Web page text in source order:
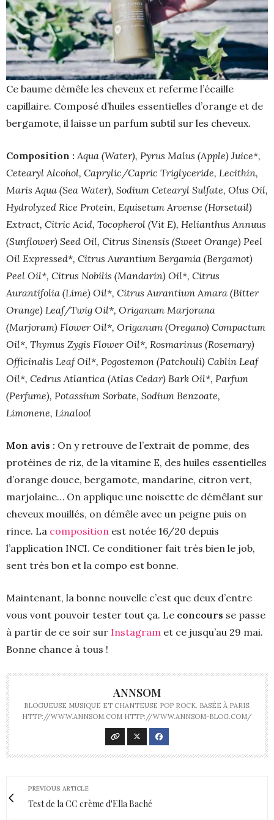
Ce baume démêle les cheveux et referme l’écaille
capillaire. Composé d’huiles essentielles d’orange et de
bergamote, il laisse un parfum subtil sur les cheveux.
Composition : Aqua (Water), Pyrus Malus (Apple) Juice*,
Cetearyl Alcohol, Caprylic/Capric Triglyceride, Lecithin,
Maris Aqua (Sea Water), Sodium Cetearyl Sulfate, Olus Oil,
Hydrolyzed Rice Protein, Equisetum Arvense (Horsetail)
Extract, Citric Acid, Tocopherol (Vit E), Helianthus Annuus
(Sunflower) Seed Oil, Citrus Sinensis (Sweet Orange) Peel
Oil Expressed*, Citrus Aurantium Bergamia (Bergamot)
Peel Oil*, Citrus Nobilis (Mandarin) Oil*, Citrus
Aurantifolia (Lime) Oil*, Citrus Aurantium Amara (Bitter
Orange) Leaf/Twig Oil*, Origanum Marjorana
(Marjoram) Flower Oil*, Origanum (Oregano) Compactum
Oil*, Thymus Zygis Flower Oil*, Rosmarinus (Rosemary)
Officinalis Leaf Oil*, Pogostemon (Patchouli) Cablin Leaf
Oil*, Cedrus Atlantica (Atlas Cedar) Bark Oil*, Parfum
(Perfume), Potassium Sorbate, Sodium Benzoate,
Limonene, Linalool
Mon avis : On y retrouve de l’extrait de pomme, des
protéines de riz, de la vitamine E, des huiles essentielles
d’orange douce, bergamote, mandarine, citron vert,
marjolaine… On applique une noisette de démêlant sur
cheveux mouillés, on démêle avec un peigne puis on
rince. La composition est notée 16/20 depuis
l’application INCI. Ce conditioner fait très bien le job,
sent très bon et la compo est bonne.
Maintenant, la bonne nouvelle c’est que deux d’entre
vous vont pouvoir tester tout ça. Le concours se passe
à partir de ce soir sur Instagram et ce jusqu’au 29 mai.
Bonne chance à tous !
ANNSOM
BLOGUEUSE MUSIQUE ET CHANTEUSE POP ROCK. BASÉE À PARIS.
HTTP://WWW.ANNSOM.COM HTTP://WWW.ANNSOM-BLOG.COM/
PREVIOUS ARTICLE
Test de la CC crème d'Ella Baché